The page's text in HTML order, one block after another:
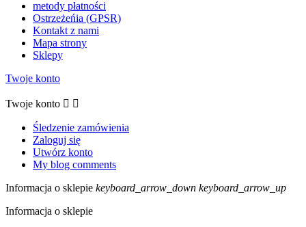
metody płatności
Ostrzeżeńia (GPSR)
Kontakt z nami
Mapa strony
Sklepy
Twoje konto
Twoje konto  
Śledzenie zamówienia
Zaloguj się
Utwórz konto
My blog comments
Informacja o sklepie keyboard_arrow_down keyboard_arrow_up
Informacja o sklepie